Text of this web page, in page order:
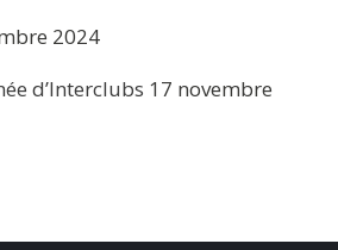
2024
d’Interclubs 17 novembre